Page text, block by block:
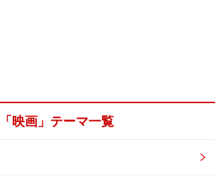
「映画」テーマ一覧